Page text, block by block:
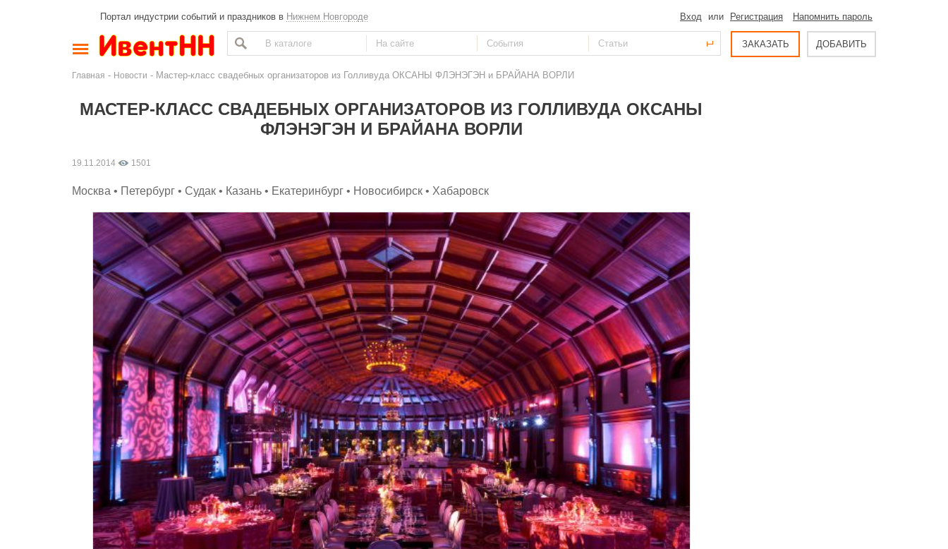
Портал индустрии событий и праздников в Нижнем Новгороде Вход или Регистрация Напомнить пароль
ЗАКАЗАТЬ ДОБАВИТЬ
Главная - Новости - Мастер-класс свадебных организаторов из Голливуда ОКСАНЫ ФЛЭНЭГЭН и БРАЙАНА ВОРЛИ
МАСТЕР-КЛАСС СВАДЕБНЫХ ОРГАНИЗАТОРОВ ИЗ ГОЛЛИВУДА ОКСАНЫ
ФЛЭНЭГЭН И БРАЙАНА ВОРЛИ
19.11.2014 1501
Москва • Петербург • Судак • Казань • Екатеринбург • Новосибирск • Хабаровск